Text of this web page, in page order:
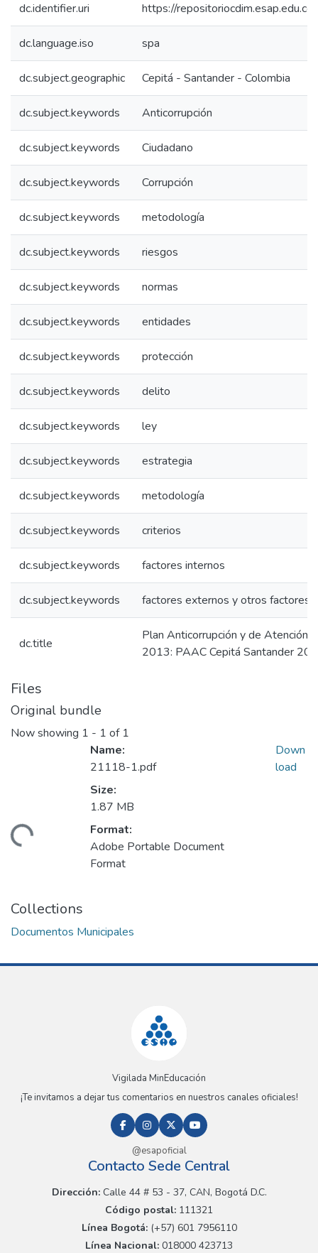
dc.identifier.uri https://
dc.language.iso spa
dc.subject.geographic Cepitá - Santander - Colombia
dc.subject.keywords Anticorrupción
dc.subject.keywords Ciudadano
dc.subject.keywords Corrupción
dc.subject.keywords metodología
dc.subject.keywords riesgos
dc.subject.keywords normas
dc.subject.keywords entidades
dc.subject.keywords protección
dc.subject.keywords delito
dc.subject.keywords ley
dc.subject.keywords estrategia
dc.subject.keywords metodología
dc.subject.keywords criterios
dc.subject.keywords factores internos
dc.subject.keywords factores externos y otros factores
dc.title
Plan Anticorrupción y de Atención
2013: PAAC Cepitá Santander
Files
Original bundle
Now showing 1 - 1 of 1
Name:
21118-1.pdf
Size:
1.87 MB
Format:
Adobe Portable Document
Format
Down
load
Collections
Documentos Municipales
Vigilada MinEducación
¡Te invitamos a dejar tus comentarios en nuestros canales oficiales!
@esapoficial
Contacto Sede Central
Dirección:Calle 44 # 53 - 37, CAN, Bogotá D.C.
Código postal: 111321
Línea Bogotá:(+57) 601 7956110
Línea Nacional: 018000 423713